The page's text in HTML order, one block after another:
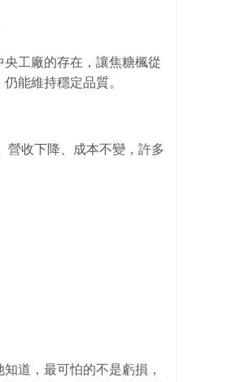
工廠的存在，讓焦糖楓從
能維持穩定品質。
營收下降、成本不變，許多
道，最可怕的不是虧損，